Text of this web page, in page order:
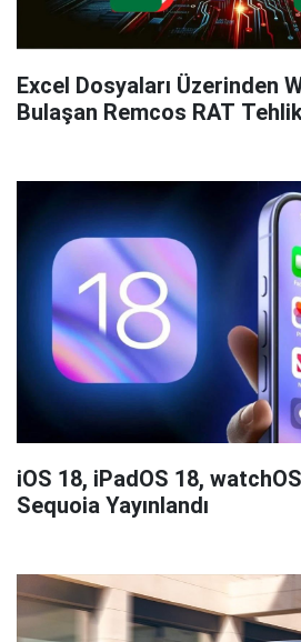
Excel Dosyaları Üzerinden
Bulaşan Remcos RAT
iOS 18, iPadOS 18,
Sequoia Yayınlandı